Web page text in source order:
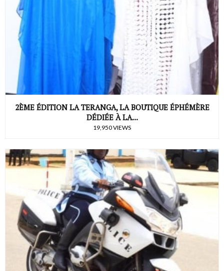
2ÈME ÉDITION LA TERANGA, LA BOUTIQUE ÉPHÉMÈRE
DÉDIÉE À LA...
19,950 VIEWS